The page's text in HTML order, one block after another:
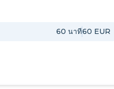
60 นาที60 EUR